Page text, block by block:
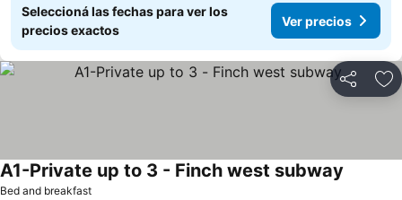
Seleccioná las fechas para ver los
precios exactos
Ver precios
Compartir
Bed and breakfast
A1-Private up to 3 - Finch west subway